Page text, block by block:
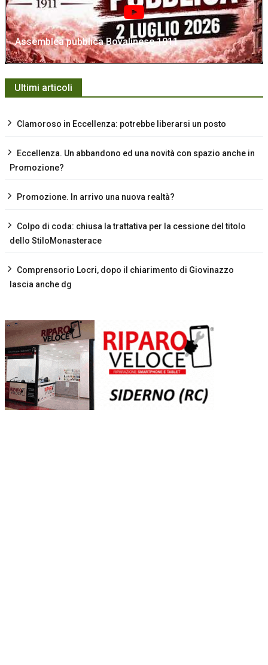
Assemblea pubblica Bovalinese 1911
Ultimi articoli
Clamoroso in Eccellenza: potrebbe liberarsi un posto
Eccellenza. Un abbandono ed una novità con spazio anche in
Promozione?
Promozione. In arrivo una nuova realtà?
Colpo di coda: chiusa la trattativa per la cessione del titolo
dello StiloMonasterace
Comprensorio Locri, dopo il chiarimento di Giovinazzo
lascia anche dg